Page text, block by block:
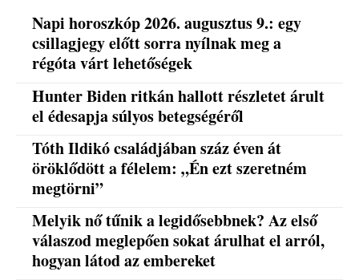
Napi horoszkóp 2026. augusztus 9.: egy
csillagjegy előtt sorra nyílnak meg a
régóta várt lehetőségek
Hunter Biden ritkán hallott részletet árult
el édesapja súlyos betegségéről
Tóth Ildikó családjában száz éven át
öröklődött a félelem: „Én ezt szeretném
megtörni”
Melyik nő tűnik a legidősebbnek? Az első
válaszod meglepően sokat árulhat el arról,
hogyan látod az embereket